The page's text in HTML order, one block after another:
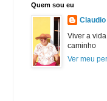
Quem sou eu
Viver a
caminho
Ver meu